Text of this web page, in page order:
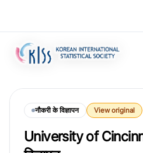
नौकरी के विज्ञापन View original
University of